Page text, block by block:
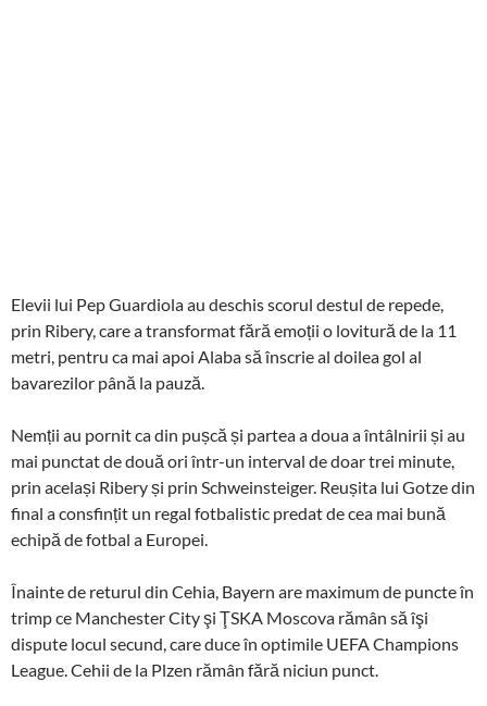
Elevii lui Pep Guardiola au deschis scorul destul de repede,
prin Ribery, care a transformat fără emoții o lovitură de la 11
metri, pentru ca mai apoi Alaba să înscrie al doilea gol al
bavarezilor până la pauză.
Nemții au pornit ca din pușcă și partea a doua a întâlnirii și au
mai punctat de două ori într-un interval de doar trei minute,
prin același Ribery și prin Schweinsteiger. Reușita lui Gotze din
final a consfințit un regal fotbalistic predat de cea mai bună
echipă de fotbal a Europei.
Înainte de returul din Cehia, Bayern are maximum de puncte în
trimp ce Manchester City şi ŢSKA Moscova rămân să îşi
dispute locul secund, care duce în optimile UEFA Champions
League. Cehii de la Plzen rămân fără niciun punct.